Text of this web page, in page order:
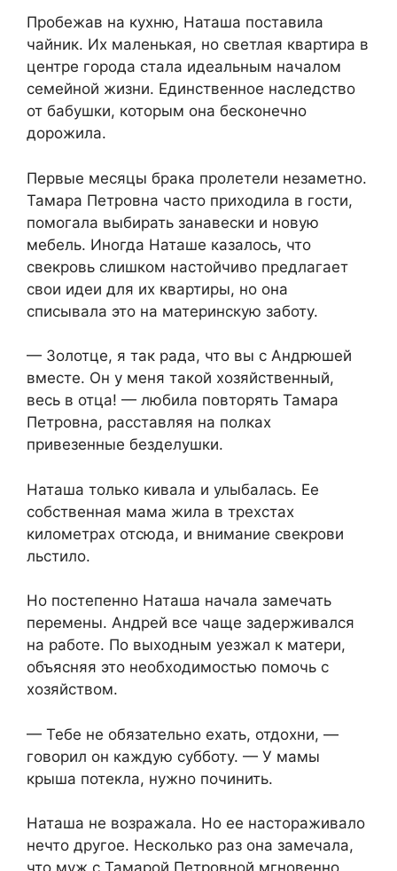
Пробежав на кухню, Наташа поставила
чайник. Их маленькая, но светлая квартира в
центре города стала идеальным началом
семейной жизни. Единственное наследство
от бабушки, которым она бесконечно
дорожила.
Первые месяцы брака пролетели незаметно.
Тамара Петровна часто приходила в гости,
помогала выбирать занавески и новую
мебель. Иногда Наташе казалось, что
свекровь слишком настойчиво предлагает
свои идеи для их квартиры, но она
списывала это на материнскую заботу.
— Золотце, я так рада, что вы с Андрюшей
вместе. Он у меня такой хозяйственный,
весь в отца! — любила повторять Тамара
Петровна, расставляя на полках
привезенные безделушки.
Наташа только кивала и улыбалась. Ее
собственная мама жила в трехстах
километрах отсюда, и внимание свекрови
льстило.
Но постепенно Наташа начала замечать
перемены. Андрей все чаще задерживался
на работе. По выходным уезжал к матери,
объясняя это необходимостью помочь с
хозяйством.
— Тебе не обязательно ехать, отдохни, —
говорил он каждую субботу. — У мамы
крыша потекла, нужно починить.
Наташа не возражала. Но ее настораживало
нечто другое. Несколько раз она замечала,